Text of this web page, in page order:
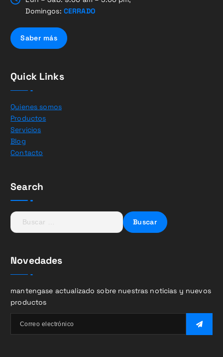
Domingos: CERRADO
Saber más
Quick Links
Quienes somos
Productos
Servicios
Blog
Contacto
Search
B
u
a
r
Novedades
mantengase actualizado sobre nuestras noticias y nuevos
productos